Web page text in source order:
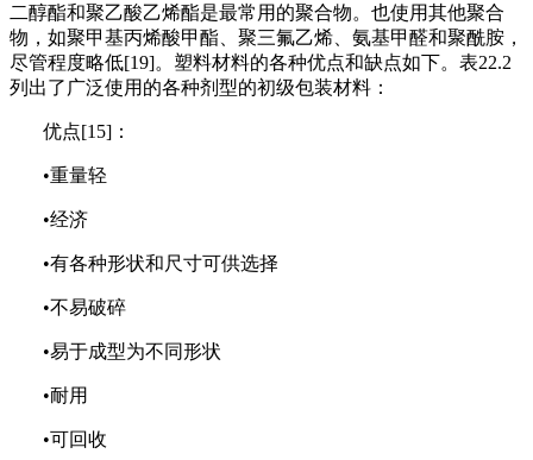
二醇酯和聚乙酸乙烯酯是最常用的聚合物。也使用其他聚合
物，如聚甲基丙烯酸甲酯、聚三氟乙烯、氨基甲醛和聚酰胺，
尽管程度略低[19]。塑料材料的各种优点和缺点如下。表22.2
列出了广泛使用的各种剂型的初级包装材料：
优点[15]：
•重量轻
•经济
•有各种形状和尺寸可供选择
•不易破碎
•易于成型为不同形状
•耐用
•可回收